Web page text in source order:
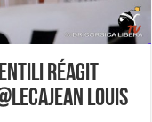
réagit
Louis